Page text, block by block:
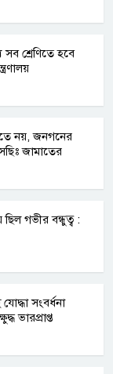
সব শ্রেণিতে হবে
নয়, জনগনের
জামাতের
ছিল গভীর বন্ধুত্ব :
সংবর্ধনা
ভারপ্রাপ্ত